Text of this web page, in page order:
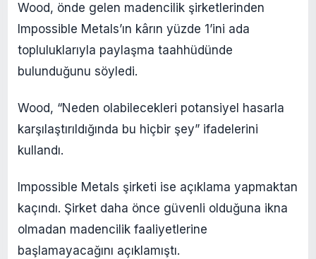
Wood, önde gelen madencilik şirketlerinden
Impossible Metals’ın kârın yüzde 1’ini ada
topluluklarıyla paylaşma taahhüdünde
bulunduğunu söyledi.
Wood, “Neden olabilecekleri potansiyel hasarla
karşılaştırıldığında bu hiçbir şey” ifadelerini
kullandı.
Impossible Metals şirketi ise açıklama yapmaktan
kaçındı. Şirket daha önce güvenli olduğuna ikna
olmadan madencilik faaliyetlerine
başlamayacağını açıklamıştı.